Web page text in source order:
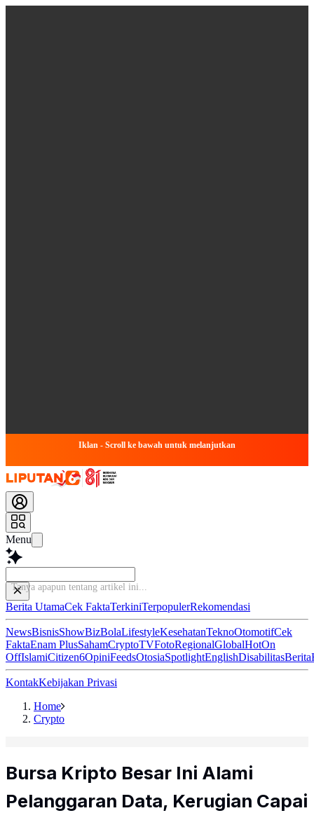
Iklan - Scroll ke bawah untuk melanjutkan
Menu
Berita UtamaCek FaktaTerkiniTerpopulerRekomendasi
NewsBisnisShowBizBolaLifestyleKesehatanTeknoOtomotifCek
FaktaEnam PlusSahamCryptoTVFotoRegionalGlobalHotOn
OffIslamiCitizen6OpiniFeedsOtosiaSpotlightEnglishDisabilitasBerita
KontakKebijakan Privasi
Home
Crypto
Bursa Kripto Besar Ini Alami
Pelanggaran Data, Kerugian Capai